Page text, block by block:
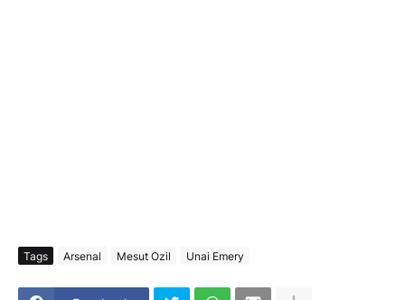
Tags Arsenal Mesut Ozil Unai Emery